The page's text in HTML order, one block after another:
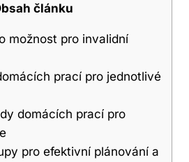
článku
možnost pro invalidní⁤
prací pro jednotlivé​
domácích prací pro
pro ⁢efektivní plánování ‍a